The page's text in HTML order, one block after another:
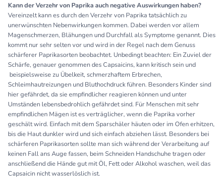
Kann der Verzehr von Paprika auch negative Auswirkungen haben?
Vereinzelt kann es durch den Verzehr von Paprika tatsächlich zu
unerwünschten Nebenwirkungen kommen. Dabei werden vor allem
Magenschmerzen, Blähungen und Durchfall als Symptome genannt. Dies
kommt nur sehr selten vor und wird in der Regel nach dem Genuss
schärferer Paprikasorten beobachtet. Unbedingt beachten: Ein Zuviel der
Schärfe, genauer genommen des Capsaicins, kann kritisch sein und
beispielsweise zu Übelkeit, schmerzhaftem Erbrechen,
Schleimhautreizungen und Bluthochdruck führen. Besonders Kinder sind
hier gefährdet, da sie empfindlicher reagieren können und unter
Umständen lebensbedrohlich gefährdet sind. Für Menschen mit sehr
empfindlichen Mägen ist es verträglicher, wenn die Paprika vorher
geschält wird. Einfach mit dem Sparschäler häuten oder im Ofen erhitzen,
bis die Haut dunkler wird und sich einfach abziehen lässt. Besonders bei
schärferen Paprikasorten sollte man sich während der Verarbeitung auf
keinen Fall ans Auge fassen, beim Schneiden Handschuhe tragen oder
anschließend die Hände gut mit Öl, Fett oder Alkohol waschen, weil das
Capsaicin nicht wasserlöslich ist.